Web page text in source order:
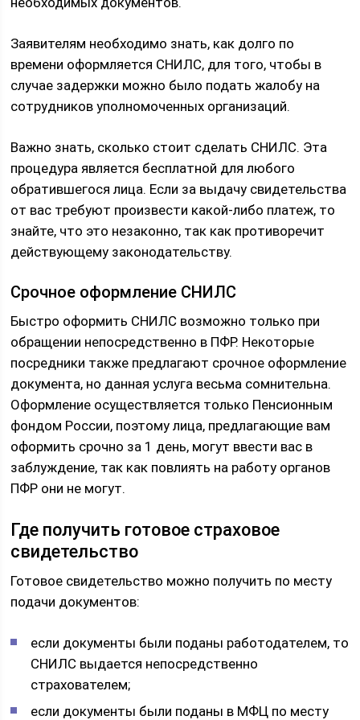
Заявителям необходимо знать, как долго по
времени оформляется СНИЛС, для того, чтобы в
случае задержки можно было подать жалобу на
сотрудников уполномоченных организаций.
Важно знать, сколько стоит сделать СНИЛС. Эта
процедура является бесплатной для любого
обратившегося лица. Если за выдачу свидетельства
от вас требуют произвести какой-либо платеж, то
знайте, что это незаконно, так как противоречит
действующему законодательству.
Срочное оформление СНИЛС
Быстро оформить СНИЛС возможно только при
обращении непосредственно в ПФР. Некоторые
посредники также предлагают срочное оформление
документа, но данная услуга весьма сомнительна.
Оформление осуществляется только Пенсионным
фондом России, поэтому лица, предлагающие вам
оформить срочно за 1 день, могут ввести вас в
заблуждение, так как повлиять на работу органов
ПФР они не могут.
Где получить готовое страховое
свидетельство
Готовое свидетельство можно получить по месту
подачи документов:
если документы были поданы работодателем, то
СНИЛС выдается непосредственно
страхователем;
если документы были поданы в МФЦ по месту